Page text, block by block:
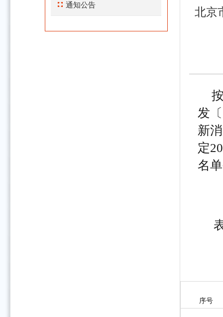
通知公告
北京
发
新
定
名
序号